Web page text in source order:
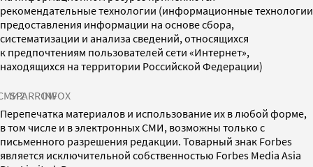
рекомендательные технологии (информационные технологии
предоставления информации на основе сбора,
систематизации и анализа сведений, относящихся
к предпочтениям пользователей сети «Интернет»,
находящихся на территории Российской Федерации)
SPARROWINFOX
Перепечатка материалов и использование их в любой форме,
в том числе и в электронных СМИ, возможны только с
письменного разрешения редакции. Товарный знак Forbes
является исключительной собственностью Forbes Media Asia